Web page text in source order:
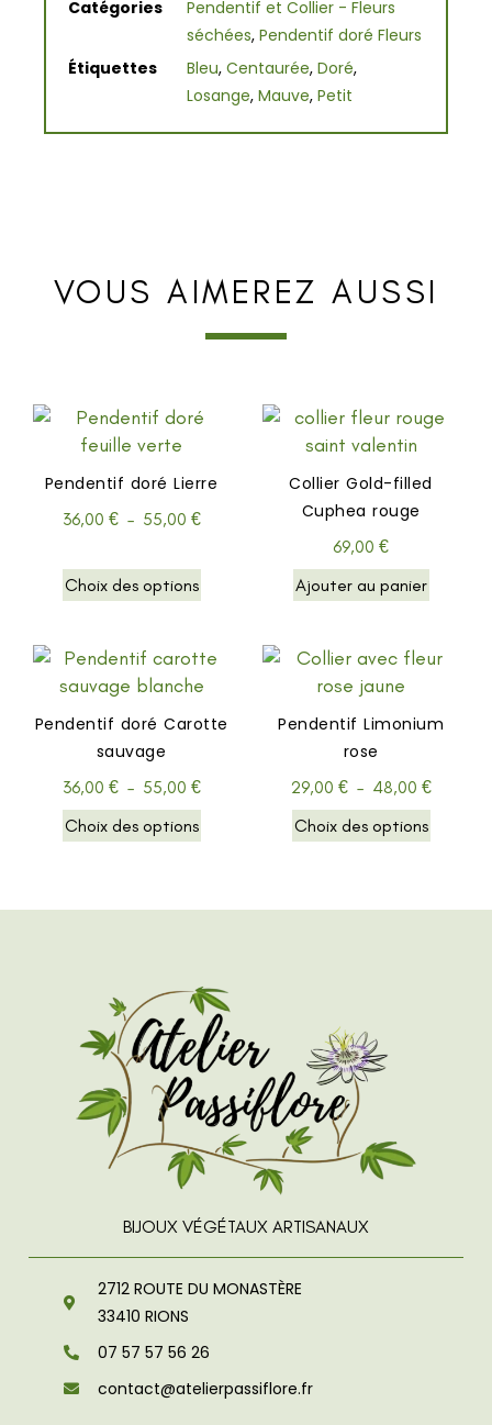
Catégories
Pendentif et Collier - Fleurs
séchées, Pendentif doré Fleurs
Étiquettes
Bleu, Centaurée, Doré,
Losange, Mauve, Petit
VOUS AIMEREZ AUSSI
Pendentif doré Lierre
36,00 € – 55,00 €
Choix des options
Collier Gold-filled
Cuphea rouge
69,00 €
Ajouter au panier
Pendentif doré Carotte
sauvage
36,00 € – 55,00 €
Choix des options
Pendentif Limonium
rose
29,00 € – 48,00 €
Choix des options
BIJOUX VÉGÉTAUX ARTISANAUX
2712 ROUTE DU MONASTÈRE
33410 RIONS
07 57 57 56 26
contact@atelierpassiflore.fr